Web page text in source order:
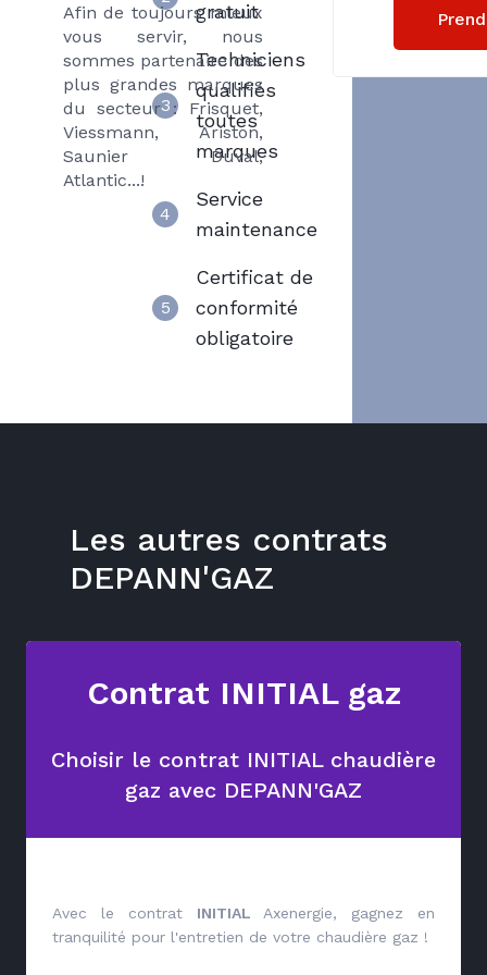
Afin de toujours mieux
vous servir, nous
sommes partenaire des
plus grandes marques
du secteur : Frisquet,
Viessmann, Ariston,
Saunier Duval,
Atlantic...!
gratuit
3
Techniciens
qualifiés
toutes
marques
4
Service
maintenance
5
Certificat de
conformité
obligatoire
Les autres contrats
DEPANN'GAZ
Contrat INITIAL gaz
Choisir le contrat INITIAL chaudière
gaz avec DEPANN'GAZ
Avec le contrat INITIAL Axenergie, gagnez en
tranquilité pour l'entretien de votre chaudière gaz !